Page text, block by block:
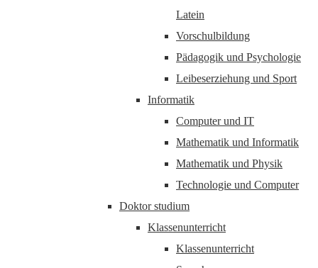
Latein
Vorschulbildung
Pädagogik und Psychologie
Leibeserziehung und Sport
Informatik
Computer und IT
Mathematik und Informatik
Mathematik und Physik
Technologie und Computer
Doktor studium
Klassenunterricht
Klassenunterricht